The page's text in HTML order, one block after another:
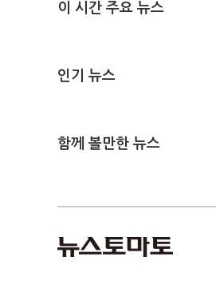
이 시간 주요 뉴스
인기 뉴스
함께 볼만한 뉴스